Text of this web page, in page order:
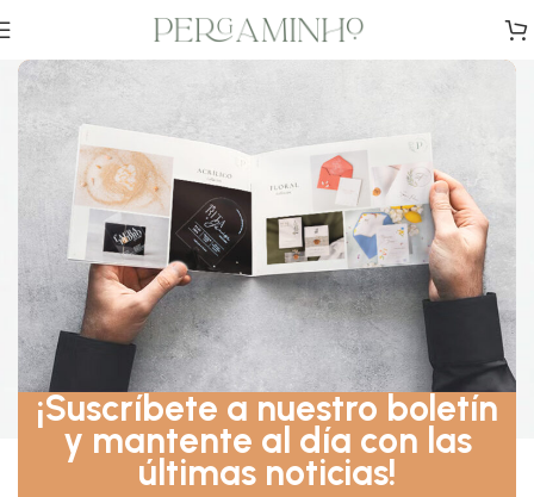
¡Suscríbete a nuestro boletín
y mantente al día con las
últimas noticias!
BODAS
Soluciones que hacen que nuestros clientes
sonrían y piensen "Esto es!".